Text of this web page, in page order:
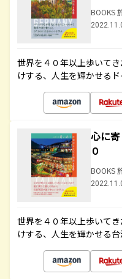
BOOKS
世界を４０年以上歩いて
けする、人生を輝かせる
心に
０
BOOKS
世界を４０年以上歩いて
けする、人生を輝かせる